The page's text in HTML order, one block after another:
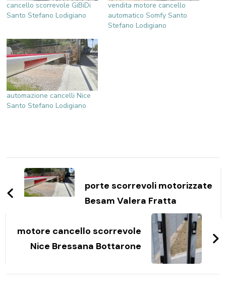
cancello scorrevole GiBiDi
Santo Stefano Lodigiano
vendita motore cancello
automatico Somfy Santo
Stefano Lodigiano
automazione cancelli Nice
Santo Stefano Lodigiano
Navigazione
articoli
porte scorrevoli motorizzate
Besam Valera Fratta
motore cancello scorrevole
Nice Bressana Bottarone